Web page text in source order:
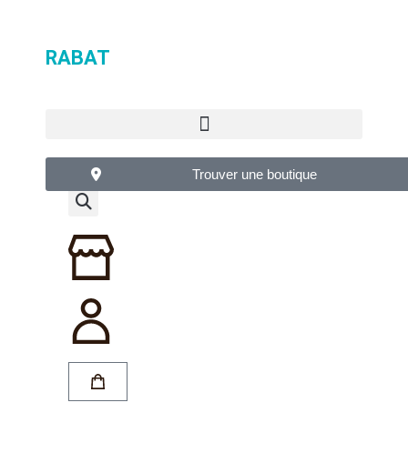
RABAT
Trouver une boutique